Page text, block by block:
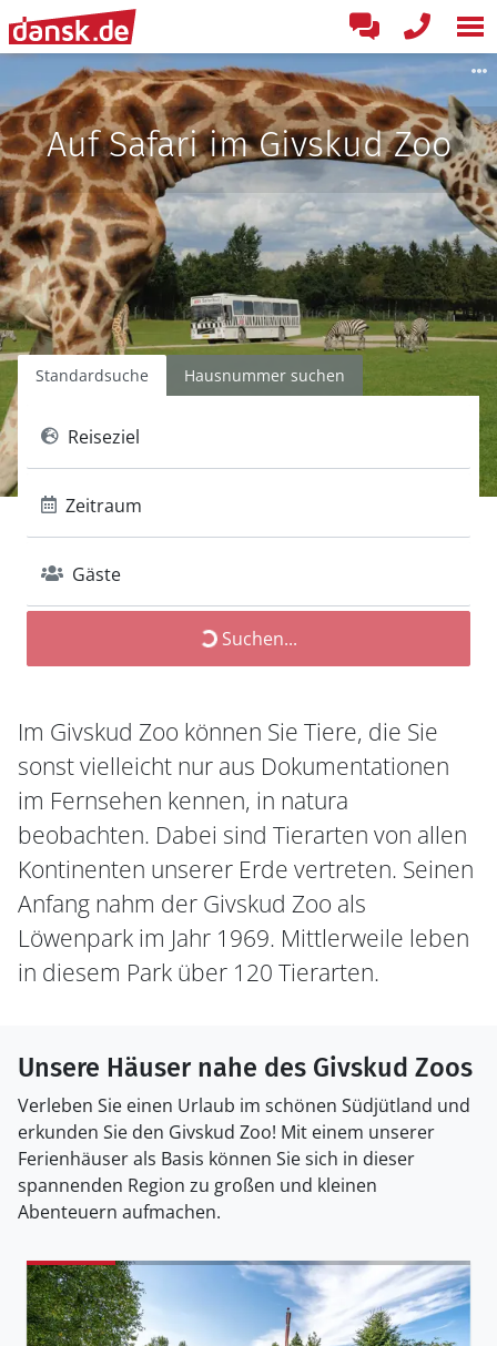
Auf Safari im Givskud Zoo
Standardsuche Hausnummer suchen
Reiseziel
Zeitraum
Gäste
Suchen...
Im Givskud Zoo können Sie Tiere, die Sie
sonst vielleicht nur aus Dokumentationen
im Fernsehen kennen, in natura
beobachten. Dabei sind Tierarten von allen
Kontinenten unserer Erde vertreten. Seinen
Anfang nahm der Givskud Zoo als
Löwenpark im Jahr 1969. Mittlerweile leben
in diesem Park über 120 Tierarten.
Unsere Häuser nahe des Givskud Zoos
Verleben Sie einen Urlaub im schönen Südjütland und
erkunden Sie den Givskud Zoo! Mit einem unserer
Ferienhäuser als Basis können Sie sich in dieser
spannenden Region zu großen und kleinen
Abenteuern aufmachen.